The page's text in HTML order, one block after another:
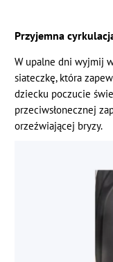
Przyjemna
W upalne dni wyjmij
siateczkę, która
dziecku poczucie
przeciwsłonecznej
orzeźwiającej bryzy.